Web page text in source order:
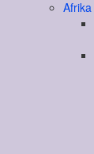
Afrika